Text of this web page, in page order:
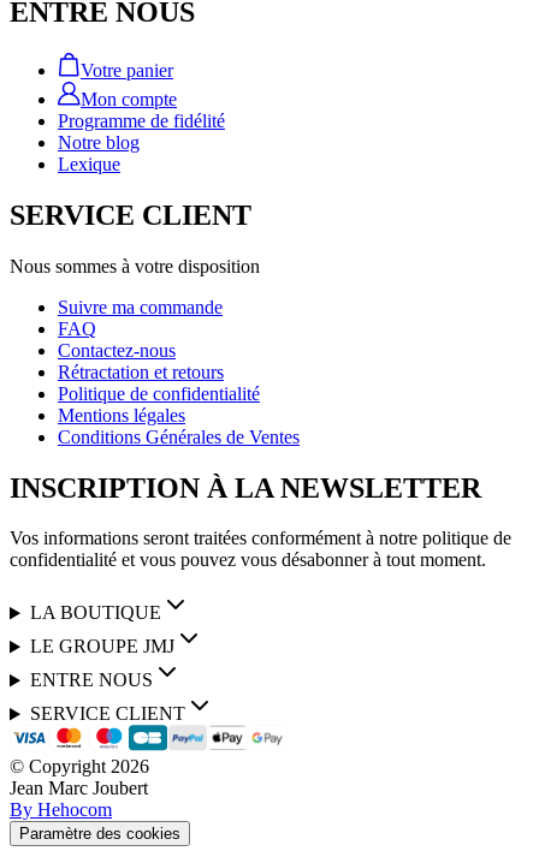
ENTRE NOUS
Votre panier
Mon compte
Programme de fidélité
Notre blog
Lexique
SERVICE CLIENT
Nous sommes à votre disposition
Suivre ma commande
FAQ
Contactez-nous
Rétractation et retours
Politique de confidentialité
Mentions légales
Conditions Générales de Ventes
INSCRIPTION À LA NEWSLETTER
Vos informations seront traitées conformément à notre politique de
confidentialité et vous pouvez vous désabonner à tout moment.
LA BOUTIQUE
LE GROUPE JMJ
ENTRE NOUS
SERVICE CLIENT
© Copyright2026
Jean Marc Joubert
By Hehocom
Paramètre des cookies